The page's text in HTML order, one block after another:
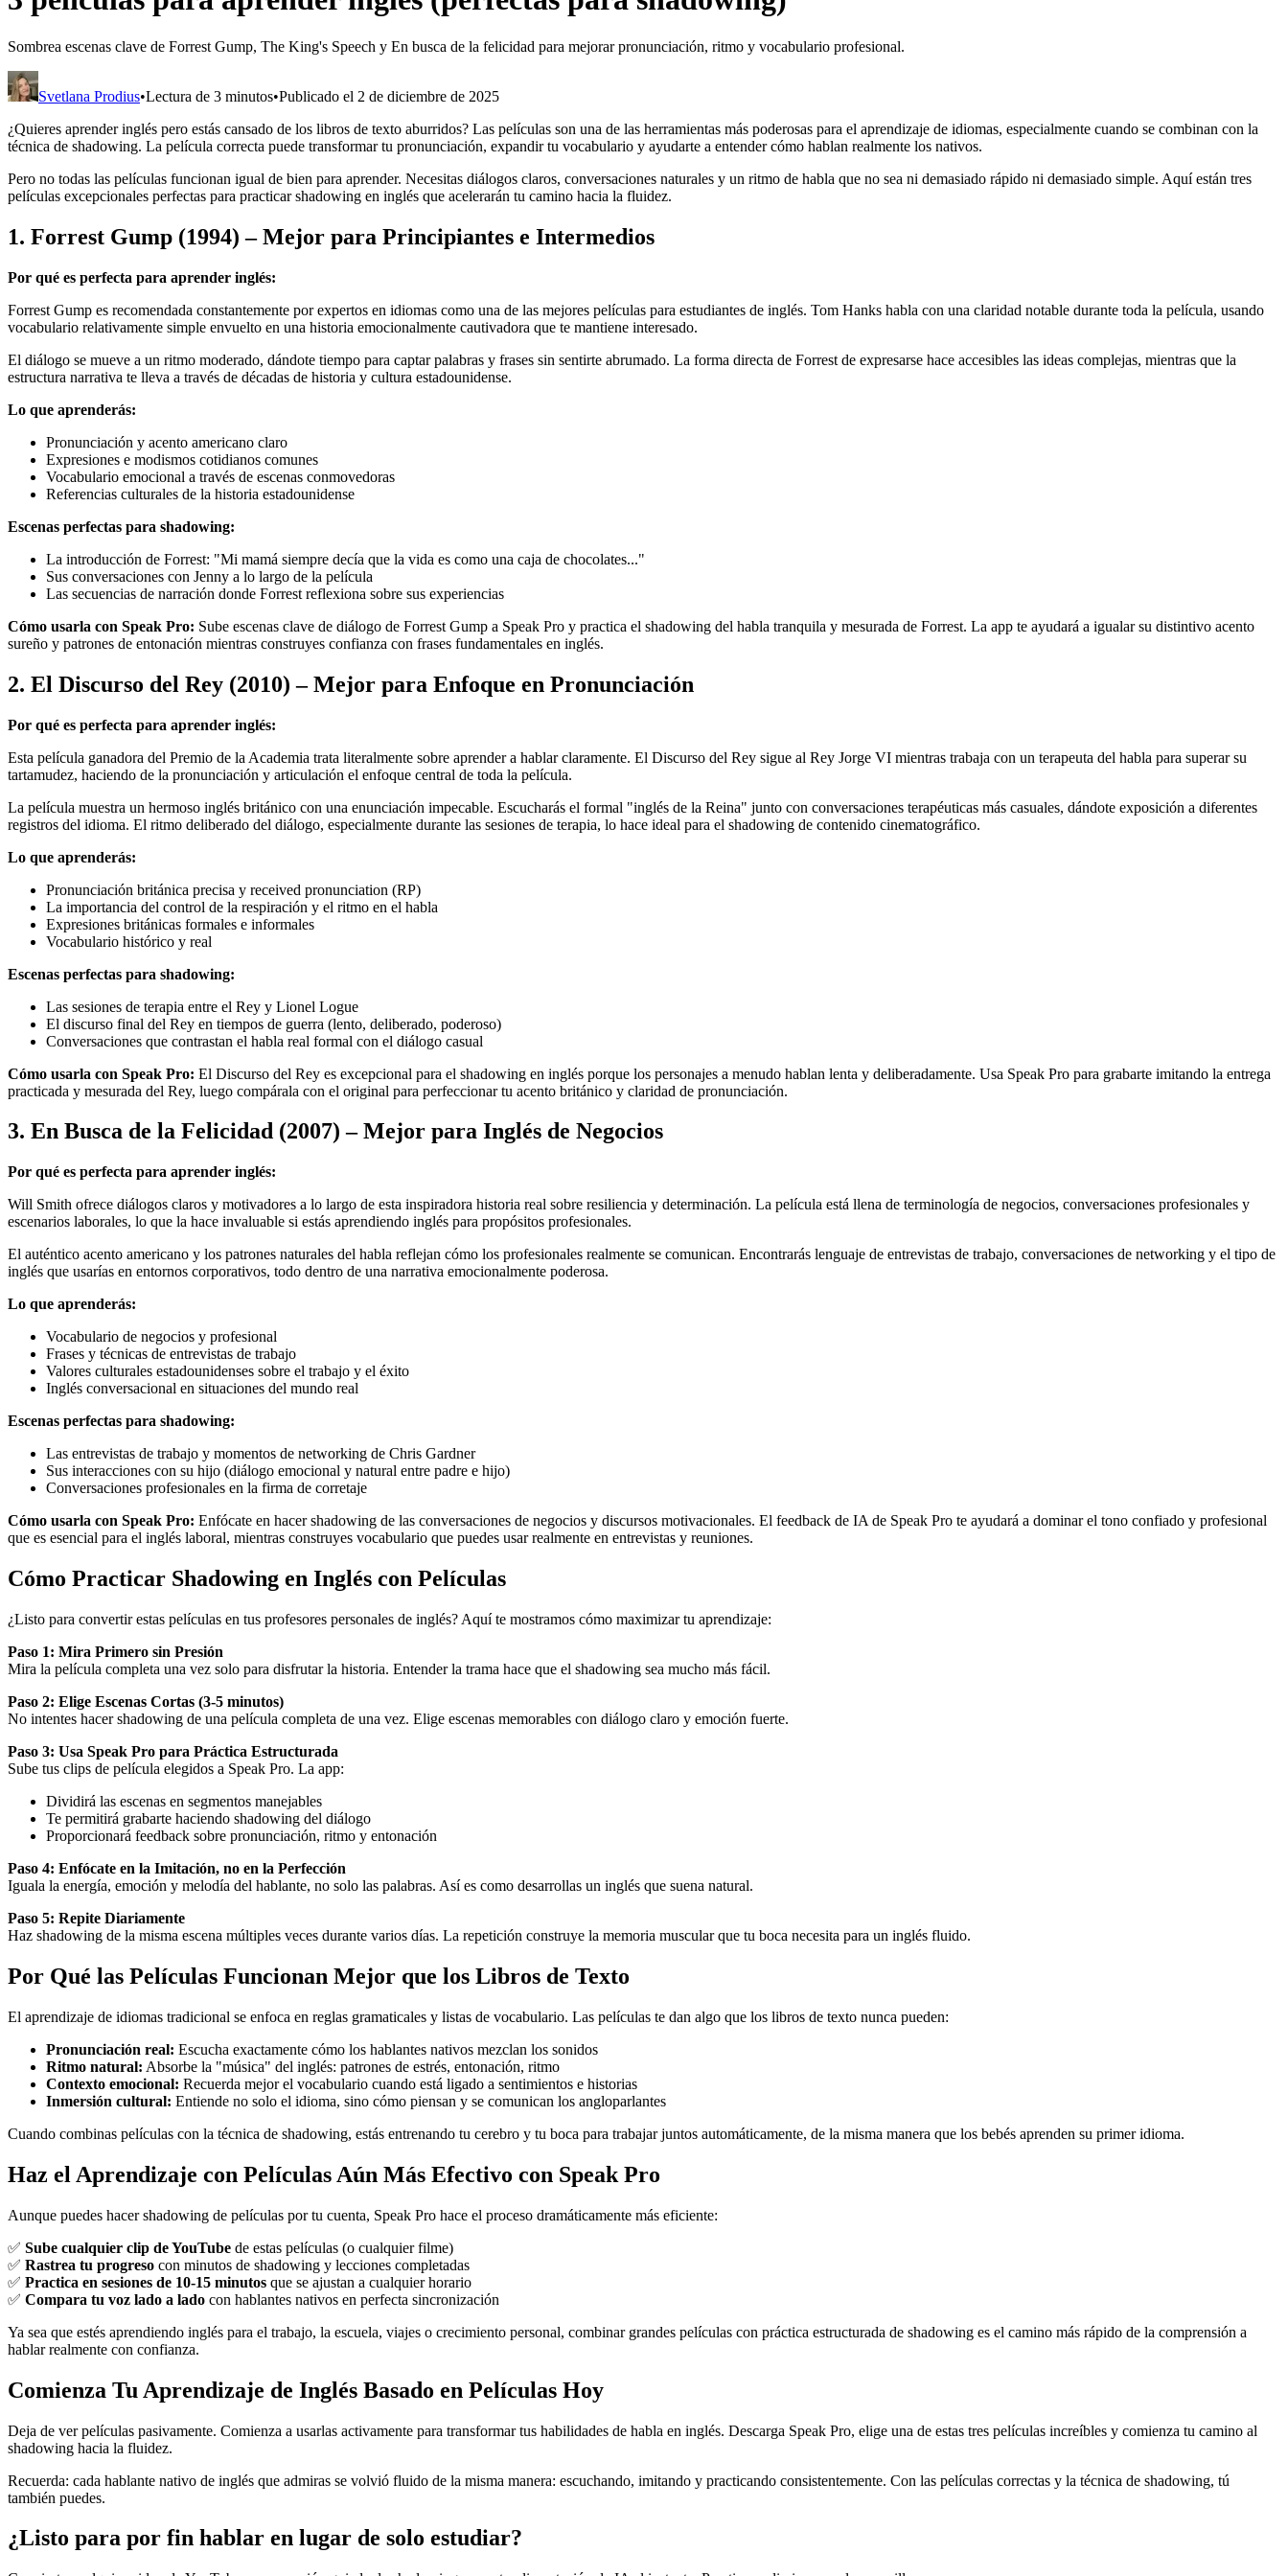
Sombrea escenas clave de Forrest Gump, The King's Speech y En busca de la felicidad para mejorar pronunciación, ritmo y vocabulario profesional.
Svetlana Prodius•Lectura de 3 minutos•Publicado el 2 de diciembre de 2025
¿Quieres aprender inglés pero estás cansado de los libros de texto aburridos? Las películas son una de las herramientas más poderosas para el aprendizaje de idiomas, especialmente cuando se combinan con la
técnica de shadowing. La película correcta puede transformar tu pronunciación, expandir tu vocabulario y ayudarte a entender cómo hablan realmente los nativos.
Pero no todas las películas funcionan igual de bien para aprender. Necesitas diálogos claros, conversaciones naturales y un ritmo de habla que no sea ni demasiado rápido ni demasiado simple. Aquí están tres
películas excepcionales perfectas para practicar shadowing en inglés que acelerarán tu camino hacia la fluidez.
1. Forrest Gump (1994) – Mejor para Principiantes e Intermedios
Por qué es perfecta para aprender inglés:
Forrest Gump es recomendada constantemente por expertos en idiomas como una de las mejores películas para estudiantes de inglés. Tom Hanks habla con una claridad notable durante toda la película, usando
vocabulario relativamente simple envuelto en una historia emocionalmente cautivadora que te mantiene interesado.
El diálogo se mueve a un ritmo moderado, dándote tiempo para captar palabras y frases sin sentirte abrumado. La forma directa de Forrest de expresarse hace accesibles las ideas complejas, mientras que la
estructura narrativa te lleva a través de décadas de historia y cultura estadounidense.
Lo que aprenderás:
Pronunciación y acento americano claro
Expresiones e modismos cotidianos comunes
Vocabulario emocional a través de escenas conmovedoras
Referencias culturales de la historia estadounidense
Escenas perfectas para shadowing:
La introducción de Forrest: "Mi mamá siempre decía que la vida es como una caja de chocolates..."
Sus conversaciones con Jenny a lo largo de la película
Las secuencias de narración donde Forrest reflexiona sobre sus experiencias
Cómo usarla con Speak Pro: Sube escenas clave de diálogo de Forrest Gump a Speak Pro y practica el shadowing del habla tranquila y mesurada de Forrest. La app te ayudará a igualar su distintivo acento
sureño y patrones de entonación mientras construyes confianza con frases fundamentales en inglés.
2. El Discurso del Rey (2010) – Mejor para Enfoque en Pronunciación
Por qué es perfecta para aprender inglés:
Esta película ganadora del Premio de la Academia trata literalmente sobre aprender a hablar claramente. El Discurso del Rey sigue al Rey Jorge VI mientras trabaja con un terapeuta del habla para superar su
tartamudez, haciendo de la pronunciación y articulación el enfoque central de toda la película.
La película muestra un hermoso inglés británico con una enunciación impecable. Escucharás el formal "inglés de la Reina" junto con conversaciones terapéuticas más casuales, dándote exposición a diferentes
registros del idioma. El ritmo deliberado del diálogo, especialmente durante las sesiones de terapia, lo hace ideal para el shadowing de contenido cinematográfico.
Lo que aprenderás:
Pronunciación británica precisa y received pronunciation (RP)
La importancia del control de la respiración y el ritmo en el habla
Expresiones británicas formales e informales
Vocabulario histórico y real
Escenas perfectas para shadowing:
Las sesiones de terapia entre el Rey y Lionel Logue
El discurso final del Rey en tiempos de guerra (lento, deliberado, poderoso)
Conversaciones que contrastan el habla real formal con el diálogo casual
Cómo usarla con Speak Pro: El Discurso del Rey es excepcional para el shadowing en inglés porque los personajes a menudo hablan lenta y deliberadamente. Usa Speak Pro para grabarte imitando la entrega
practicada y mesurada del Rey, luego compárala con el original para perfeccionar tu acento británico y claridad de pronunciación.
3. En Busca de la Felicidad (2007) – Mejor para Inglés de Negocios
Por qué es perfecta para aprender inglés:
Will Smith ofrece diálogos claros y motivadores a lo largo de esta inspiradora historia real sobre resiliencia y determinación. La película está llena de terminología de negocios, conversaciones profesionales y
escenarios laborales, lo que la hace invaluable si estás aprendiendo inglés para propósitos profesionales.
El auténtico acento americano y los patrones naturales del habla reflejan cómo los profesionales realmente se comunican. Encontrarás lenguaje de entrevistas de trabajo, conversaciones de networking y el tipo de
inglés que usarías en entornos corporativos, todo dentro de una narrativa emocionalmente poderosa.
Lo que aprenderás:
Vocabulario de negocios y profesional
Frases y técnicas de entrevistas de trabajo
Valores culturales estadounidenses sobre el trabajo y el éxito
Inglés conversacional en situaciones del mundo real
Escenas perfectas para shadowing:
Las entrevistas de trabajo y momentos de networking de Chris Gardner
Sus interacciones con su hijo (diálogo emocional y natural entre padre e hijo)
Conversaciones profesionales en la firma de corretaje
Cómo usarla con Speak Pro: Enfócate en hacer shadowing de las conversaciones de negocios y discursos motivacionales. El feedback de IA de Speak Pro te ayudará a dominar el tono confiado y profesional
que es esencial para el inglés laboral, mientras construyes vocabulario que puedes usar realmente en entrevistas y reuniones.
Cómo Practicar Shadowing en Inglés con Películas
¿Listo para convertir estas películas en tus profesores personales de inglés? Aquí te mostramos cómo maximizar tu aprendizaje:
Paso 1: Mira Primero sin Presión
Mira la película completa una vez solo para disfrutar la historia. Entender la trama hace que el shadowing sea mucho más fácil.
Paso 2: Elige Escenas Cortas (3-5 minutos)
No intentes hacer shadowing de una película completa de una vez. Elige escenas memorables con diálogo claro y emoción fuerte.
Paso 3: Usa Speak Pro para Práctica Estructurada
Sube tus clips de película elegidos a Speak Pro. La app:
Dividirá las escenas en segmentos manejables
Te permitirá grabarte haciendo shadowing del diálogo
Proporcionará feedback sobre pronunciación, ritmo y entonación
Paso 4: Enfócate en la Imitación, no en la Perfección
Iguala la energía, emoción y melodía del hablante, no solo las palabras. Así es como desarrollas un inglés que suena natural.
Paso 5: Repite Diariamente
Haz shadowing de la misma escena múltiples veces durante varios días. La repetición construye la memoria muscular que tu boca necesita para un inglés fluido.
Por Qué las Películas Funcionan Mejor que los Libros de Texto
El aprendizaje de idiomas tradicional se enfoca en reglas gramaticales y listas de vocabulario. Las películas te dan algo que los libros de texto nunca pueden:
Pronunciación real: Escucha exactamente cómo los hablantes nativos mezclan los sonidos
Ritmo natural: Absorbe la "música" del inglés: patrones de estrés, entonación, ritmo
Contexto emocional: Recuerda mejor el vocabulario cuando está ligado a sentimientos e historias
Inmersión cultural: Entiende no solo el idioma, sino cómo piensan y se comunican los angloparlantes
Cuando combinas películas con la técnica de shadowing, estás entrenando tu cerebro y tu boca para trabajar juntos automáticamente, de la misma manera que los bebés aprenden su primer idioma.
Haz el Aprendizaje con Películas Aún Más Efectivo con Speak Pro
Aunque puedes hacer shadowing de películas por tu cuenta, Speak Pro hace el proceso dramáticamente más eficiente:
✅ Sube cualquier clip de YouTube de estas películas (o cualquier filme)
✅ Rastrea tu progreso con minutos de shadowing y lecciones completadas
✅ Practica en sesiones de 10-15 minutos que se ajustan a cualquier horario
✅ Compara tu voz lado a lado con hablantes nativos en perfecta sincronización
Ya sea que estés aprendiendo inglés para el trabajo, la escuela, viajes o crecimiento personal, combinar grandes películas con práctica estructurada de shadowing es el camino más rápido de la comprensión a
hablar realmente con confianza.
Comienza Tu Aprendizaje de Inglés Basado en Películas Hoy
Deja de ver películas pasivamente. Comienza a usarlas activamente para transformar tus habilidades de habla en inglés. Descarga Speak Pro, elige una de estas tres películas increíbles y comienza tu camino al
shadowing hacia la fluidez.
Recuerda: cada hablante nativo de inglés que admiras se volvió fluido de la misma manera: escuchando, imitando y practicando consistentemente. Con las películas correctas y la técnica de shadowing, tú
también puedes.
¿Listo para por fin hablar en lugar de solo estudiar?